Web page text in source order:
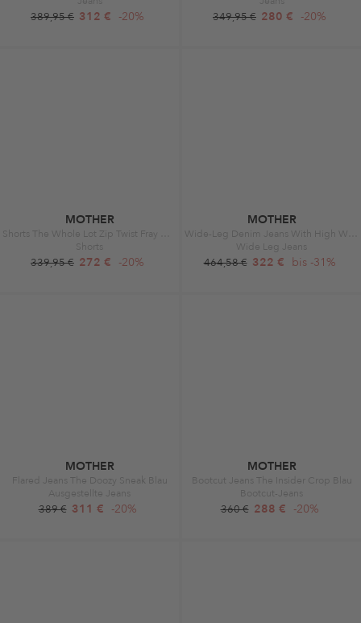
389,95 € 312 € -20% 349,95 € 280 € -20%
MOTHER
Shorts
339,95 € 272 € -20%
MOTHER
Wide Leg Jeans
464,58 € 322 € bis -31%
MOTHER
Flared Jeans The Doozy Sneak Blau
Ausgestellte Jeans
389 € 311 € -20%
MOTHER
Bootcut Jeans The Insider Crop Blau
Bootcut-Jeans
360 € 288 € -20%